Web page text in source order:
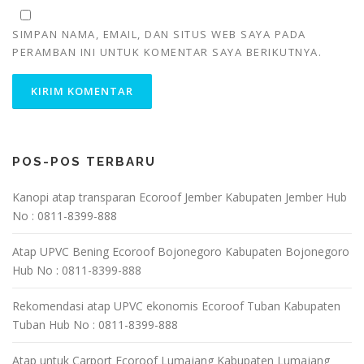
SIMPAN NAMA, EMAIL, DAN SITUS WEB SAYA PADA
PERAMBAN INI UNTUK KOMENTAR SAYA BERIKUTNYA.
POS-POS TERBARU
Kanopi atap transparan Ecoroof Jember Kabupaten Jember Hub
No : 0811-8399-888
Atap UPVC Bening Ecoroof Bojonegoro Kabupaten Bojonegoro
Hub No : 0811-8399-888
Rekomendasi atap UPVC ekonomis Ecoroof Tuban Kabupaten
Tuban Hub No : 0811-8399-888
Atap untuk Carport Ecoroof Lumajang Kabupaten Lumajang